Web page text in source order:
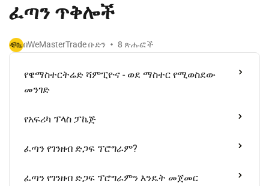
ፈጣን ጥቅሎች
በWeMasterTrade ቡድን 8 ጽሑፎች
የዌማስተርትሬድ ሻምፒዮና - ወደ ማስተር የሚወስደው
መንገድ
የአፍሪካ ፕላስ ፓኬጅ
ፈጣን የገንዘብ ድጋፍ ፕሮግራም?
ፈጣን የገንዘብ ድጋፍ ፕሮግራምን እንዴት መጀመር